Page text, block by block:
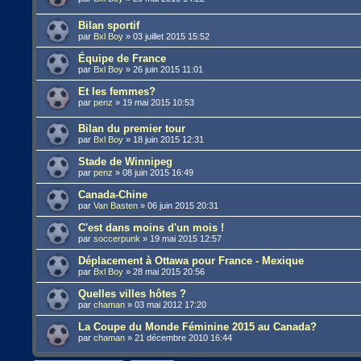
Bilan sportif
par Bxl Boy »03 juillet 2015 15:52
Équipe de France
par Bxl Boy »26 juin 2015 11:01
Et les femmes?
parpenz » 19 mai 2015 10:53
Bilan du premier tour
par Bxl Boy » 18 juin 2015 12:31
Stade de Winnipeg
parpenz »08 juin 2015 16:49
Canada-Chine
parVan Basten »06 juin 2015 20:31
C'est dans moins d'un mois !
parsoccerpunk » 19 mai 2015 12:57
Déplacement à Ottawa pour France - Mexique
par Bxl Boy »28 mai 2015 20:56
Quelles villes hôtes ?
parchaman »03 mai 2012 17:20
La Coupe du Monde Féminine 2015 au Canada?
parchaman »21 décembre 2010 16:44